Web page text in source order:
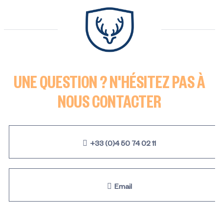
UNE QUESTION ? N'HÉSITEZ PAS À
NOUS CONTACTER
+33 (0)4 50 74 02 11
Email